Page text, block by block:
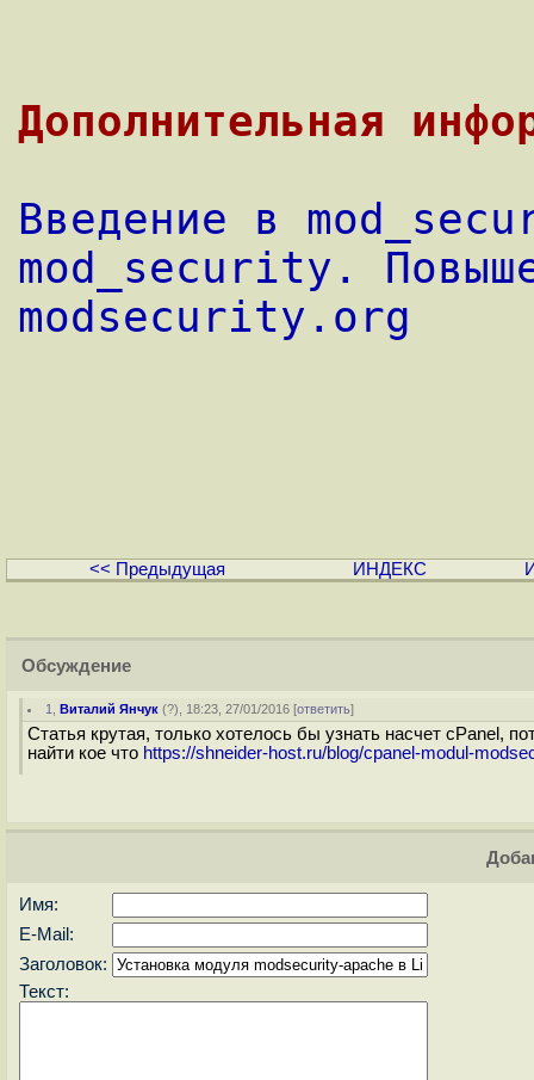
Дополнительная
Введение в
mod_security.
modsecurity.org
<< Предыдущая ИНДЕКС
Обсуждение
1 ,Виталий Янчук (?), 18:23, 27/01/2016 [ответить]
Статья крутая, только хотелось бы узнать насчет сPanel,
найти кое что https://shneider-host.ru/blog/cpanel-modul-
Имя:
E-Mail:
Заголовок:
Текст: